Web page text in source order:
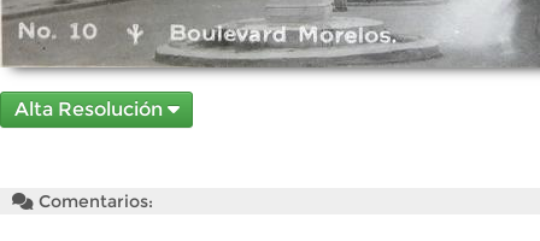
Alta Resolución
Comentarios: